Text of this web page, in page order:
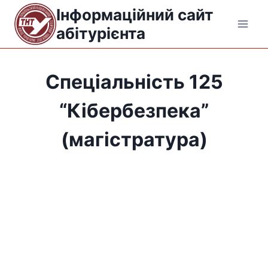
Перейти
вмісту
Інформаційний сайт
абітурієнта
Спеціальність 125
“Кібербезпека”
(магістратура)